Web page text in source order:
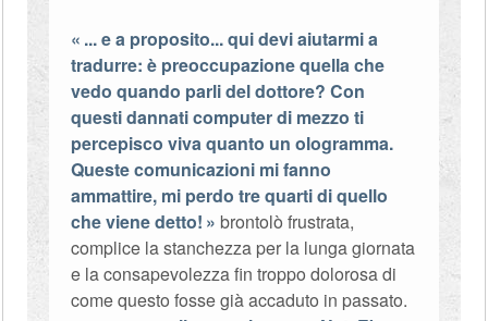
... e a proposito... qui devi aiutarmi a
tradurre: è preoccupazione quella che
vedo quando parli del dottore? Con
questi dannati computer di mezzo ti
percepisco viva quanto un ologramma.
Queste comunicazioni mi fanno
ammattire, mi perdo tre quarti di quello
che viene detto!
brontolò frustrata,
complice la stanchezza per la lunga giornata
e la consapevolezza fin troppo dolorosa di
come questo fosse già accaduto in passato.